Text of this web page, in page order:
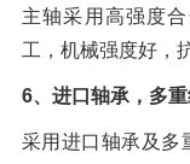
主轴采用高强度
工，机械强度好，
6、进口轴承，多
采用进口轴承及多